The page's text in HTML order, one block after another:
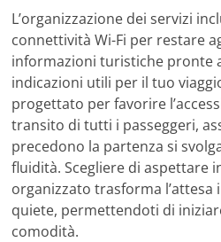
L’organizzazione dei servizi
connettività Wi-Fi per restare
informazioni turistiche pronte
indicazioni utili per il tuo
progettato per favorire
transito di tutti i passeggeri,
precedono la partenza si
fluidità. Scegliere di aspettare
organizzato trasforma
quiete, permettendoti di
comodità.